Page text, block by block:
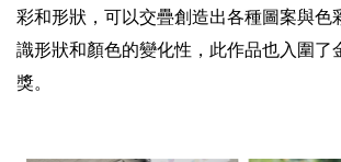
彩和形狀，可以交疊創造出各種圖案與色
識形狀和顏色的變化性，此作品也入圍了
獎。